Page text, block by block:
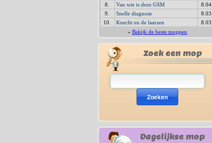
8.
Van wie is deze GSM
8.04
9.
Snelle diagnose
8.03
10.
Knecht en de laarzen
8.03
» Bekijk de beste moppen
Zoek een mop
Zoeken
Dagelijkse mop